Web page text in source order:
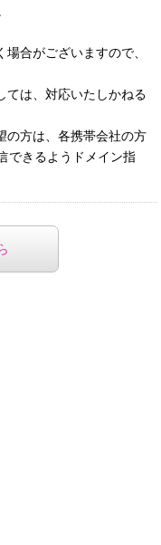
合がございますので、
は、対応いたしかねる
の方は、各携帯会社の方
できるようドメイン指